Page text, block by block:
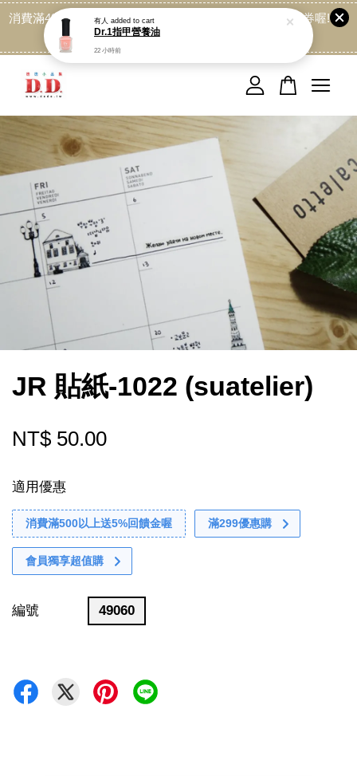
消費滿499免運喔, 記得加LINE:@dede168 領取專屬折扣券喔!
JR 貼紙-1022 (suatelier)
NT$ 50.00
適用優惠
消費滿500以上送5%回饋金喔 滿299優惠購
會員獨享超值購
編號 49060
您的購物車目前還是空的。
繼續購物